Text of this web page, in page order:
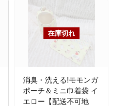
消臭・洗える!モモンガ
ポーチ＆ミニ巾着袋 イ
エロー【配送不可地